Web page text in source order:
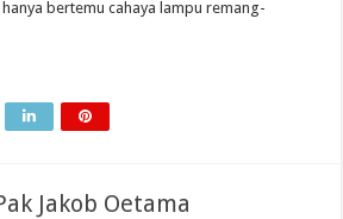
bertemu cahaya lampu remang-
Jakob Oetama